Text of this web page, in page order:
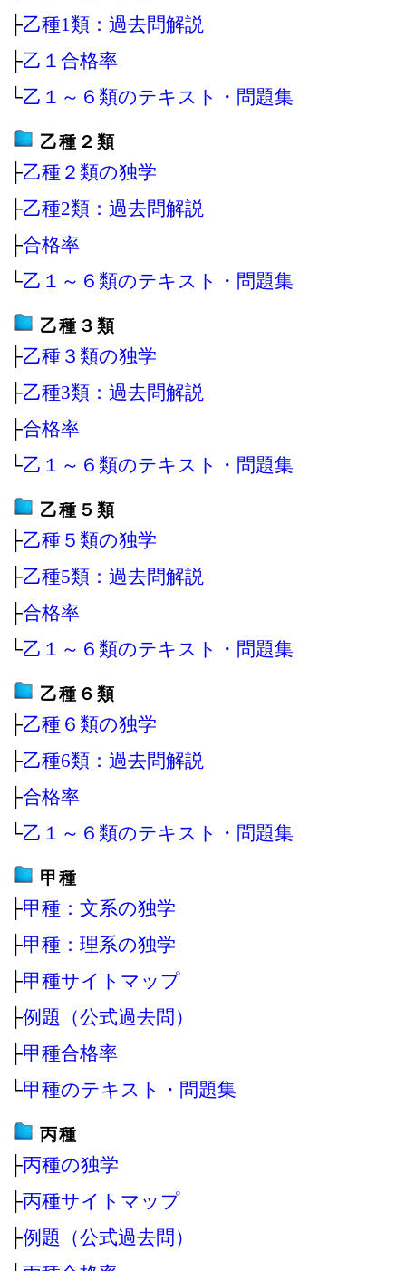
├乙種1類：過去問解説
├乙１合格率
└乙１～６類のテキスト・問題集
乙種２類
├乙種２類の独学
├乙種2類：過去問解説
├合格率
└乙１～６類のテキスト・問題集
乙種３類
├乙種３類の独学
├乙種3類：過去問解説
├合格率
└乙１～６類のテキスト・問題集
乙種５類
├乙種５類の独学
├乙種5類：過去問解説
├合格率
└乙１～６類のテキスト・問題集
乙種６類
├乙種６類の独学
├乙種6類：過去問解説
├合格率
└乙１～６類のテキスト・問題集
甲種
├甲種：文系の独学
├甲種：理系の独学
├甲種サイトマップ
├例題（公式過去問）
├甲種合格率
└甲種のテキスト・問題集
丙種
├丙種の独学
├丙種サイトマップ
├例題（公式過去問）